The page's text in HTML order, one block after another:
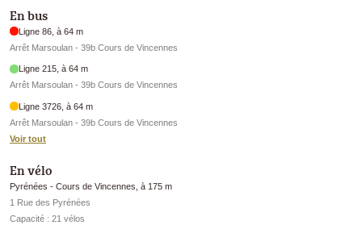
En bus
Ligne 86, à 64 m
Arrêt Marsoulan - 39b Cours de Vincennes
Ligne 215, à 64 m
Arrêt Marsoulan - 39b Cours de Vincennes
Ligne 3726, à 64 m
Arrêt Marsoulan - 39b Cours de Vincennes
Voir tout
En vélo
Pyrénées - Cours de Vincennes, à 175 m
1 Rue des Pyrénées
Capacité : 21 vélos